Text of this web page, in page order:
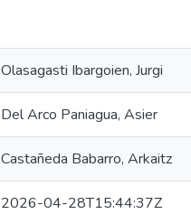
Olasagasti Ibargoien, Jurgi
Del Arco Paniagua, Asier
Castañeda Babarro, Arkaitz
2026-04-28T15:44:37Z